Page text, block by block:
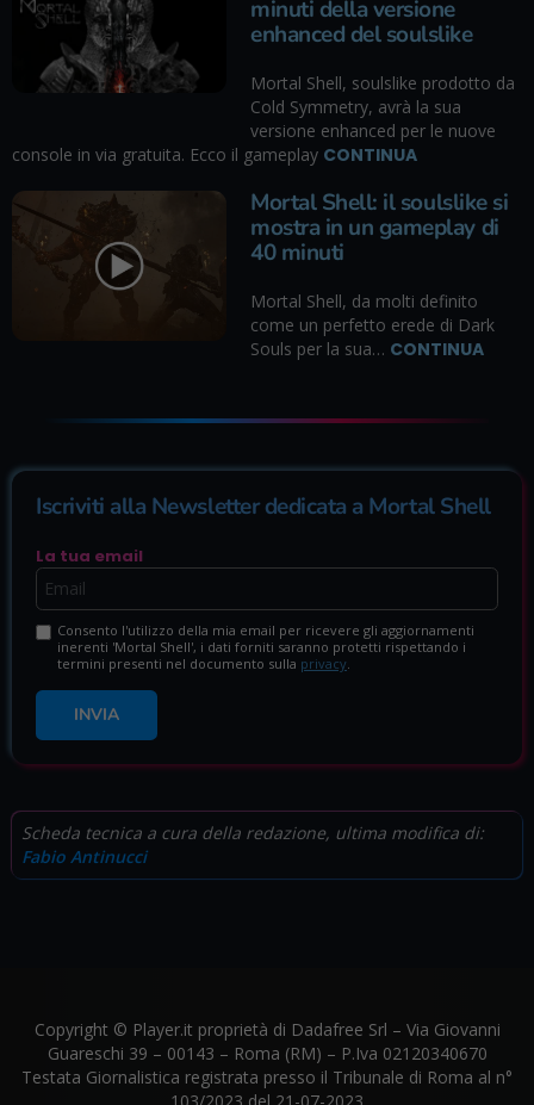
minuti della versione
enhanced del soulslike
Mortal Shell, soulslike prodotto da
Cold Symmetry, avrà la sua
versione enhanced per le nuove
console in via gratuita. Ecco il gameplay CONTINUA
Mortal Shell: il soulslike si
mostra in un gameplay di
40 minuti
Mortal Shell, da molti definito
come un perfetto erede di Dark
Souls per la sua… CONTINUA
Iscriviti alla Newsletter dedicata a Mortal Shell
La tua email
Consento l'utilizzo della mia email per ricevere gli aggiornamenti
inerenti 'Mortal Shell', i dati forniti saranno protetti rispettando i
termini presenti nel documento sulla privacy
INVIA
Scheda tecnica a cura della redazione, ultima modifica di:
Fabio Antinucci
Copyright © Player.it proprietà di Dadafree Srl – Via Giovanni
Guareschi 39 – 00143 – Roma (RM) – P.Iva 02120340670
Testata Giornalistica registrata presso il Tribunale di Roma al n°